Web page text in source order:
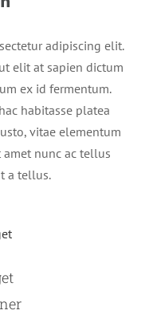
adipiscing elit.
elit at sapien dictum
ex id fermentum.
habitasse platea
vitae elementum
amet nunc ac tellus
a tellus.